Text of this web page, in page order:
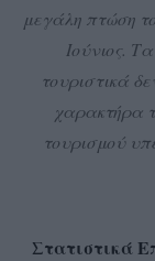
μεγάλη πτώση
Ιούνιος.
τουριστικά
χαρακτήρα
τουρισμού
Στατιστικά